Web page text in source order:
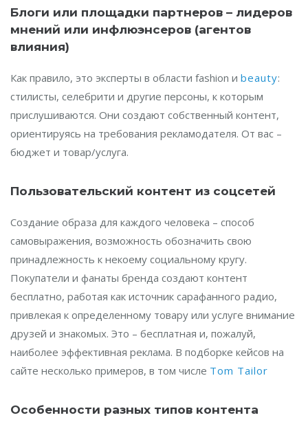
Блоги или площадки партнеров – лидеров
мнений или инфлюэнсеров (агентов
влияния)
Как правило, это эксперты в области fashion и beauty:
стилисты, селебрити и другие персоны, к которым
прислушиваются. Они создают собственный контент,
ориентируясь на требования рекламодателя. От вас –
бюджет и товар/услуга.
Пользовательский контент из соцсетей
Создание образа для каждого человека – способ
самовыражения, возможность обозначить свою
принадлежность к некоему социальному кругу.
Покупатели и фанаты бренда создают контент
бесплатно, работая как источник сарафанного радио,
привлекая к определенному товару или услуге внимание
друзей и знакомых. Это – бесплатная и, пожалуй,
наиболее эффективная реклама. В подборке кейсов на
сайте несколько примеров, в том числе Tom Tailor
Особенности разных типов контента